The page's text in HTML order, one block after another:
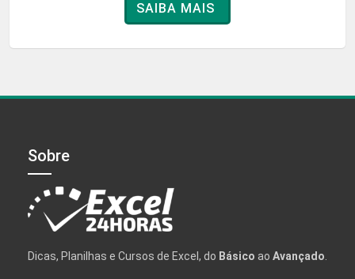
SAIBA MAIS
Sobre
Dicas, Planilhas e Cursos de Excel, do Básico ao Avançado